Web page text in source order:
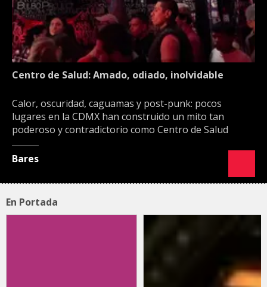
Centro de Salud: Amado, odiado, inolvidable
Calor, oscuridad, caguamas y post-punk: pocos
lugares en la CDMX han construido un mito tan
poderoso y contradictorio como Centro de Salud
Bares
En Portada